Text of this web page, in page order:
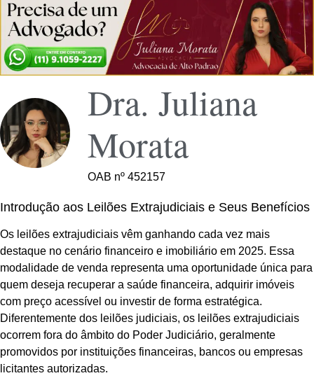
Dra. Juliana
Morata
OAB nº 452157
Introdução aos Leilões Extrajudiciais e Seus Benefícios
Os leilões extrajudiciais vêm ganhando cada vez mais
destaque no cenário financeiro e imobiliário em 2025. Essa
modalidade de venda representa uma oportunidade única para
quem deseja recuperar a saúde financeira, adquirir imóveis
com preço acessível ou investir de forma estratégica.
Diferentemente dos leilões judiciais, os leilões extrajudiciais
ocorrem fora do âmbito do Poder Judiciário, geralmente
promovidos por instituições financeiras, bancos ou empresas
licitantes autorizadas.